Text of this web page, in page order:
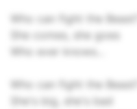
Who can fight the Beast?
She comes, she goes
Who ever knows...
Who can fight the Beast?
She's big, she's bad